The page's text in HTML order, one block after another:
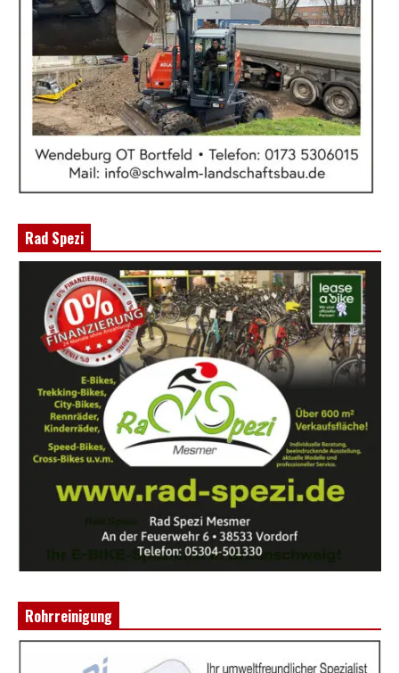
Rad Spezi
Rohrreinigung